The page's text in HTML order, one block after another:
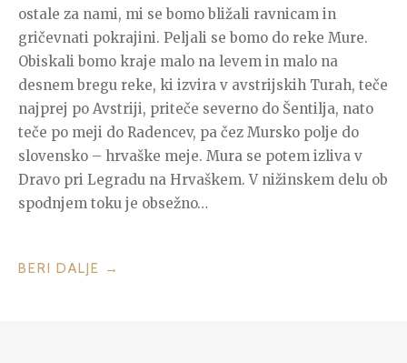
ostale za nami, mi se bomo bližali ravnicam in
gričevnati pokrajini. Peljali se bomo do reke Mure.
Obiskali bomo kraje malo na levem in malo na
desnem bregu reke, ki izvira v avstrijskih Turah, teče
najprej po Avstriji, priteče severno do Šentilja, nato
teče po meji do Radencev, pa čez Mursko polje do
slovensko – hrvaške meje. Mura se potem izliva v
Dravo pri Legradu na Hrvaškem. V nižinskem delu ob
spodnjem toku je obsežno…
BERI DALJE “NA
→